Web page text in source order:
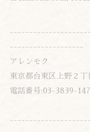
-------------------
アレンモク
東京都台東区上野２丁
電話番号:03-3839-